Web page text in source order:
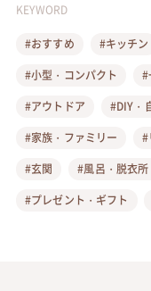
KEYWORD
#おすすめ #キッチン
#小型・コンパクト
#
#アウトドア
#DIY・
#家族・ファミリー
#
#玄関
#風呂・脱衣
#プレゼント・ギフト